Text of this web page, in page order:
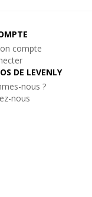
et ON/O FF.
le panneau avant.
l'intégration
applications et
compte
DE LEVENLY
nous ?
nous